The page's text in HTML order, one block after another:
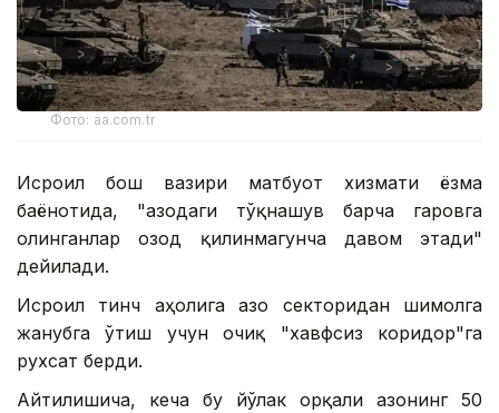
Фото: aa.com.tr
Исроил бош вазири матбуот хизмати ёзма
баёнотида, "Ғазодаги тўқнашув барча гаровга
олинганлар озод қилинмагунча давом этади"
дейилади.
Исроил тинч аҳолига Ғазо секторидан шимолга
жанубга ўтиш учун очиқ "хавфсиз коридор"га
рухсат берди.
Айтилишича, кеча бу йўлак орқали Ғазонинг 50